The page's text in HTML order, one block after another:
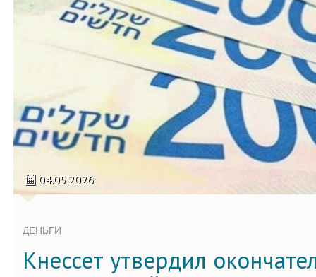
04.05.2026
ДЕНЬГИ
Кнессет утвердил